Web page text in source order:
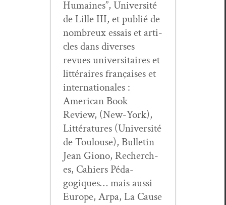
Humaines”, Uni­ver­sité
de Lille III, et pub­lié de
nom­breux essais et arti­
cles dans divers­es
revues uni­ver­si­taires et
lit­téraires français­es et
inter­na­tionales :
Amer­i­can Book
Review, (New-York),
Lit­téra­tures (Uni­ver­sité
de Toulouse), Bul­letin
Jean Giono, Recherch­
es, Cahiers Péd­a­
gogiques… mais aus­si
Europe, Arpa, La Cause